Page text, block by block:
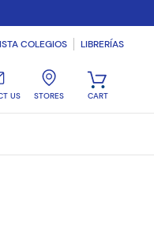
COLEGIOS LIBRERÍAS
US STORES